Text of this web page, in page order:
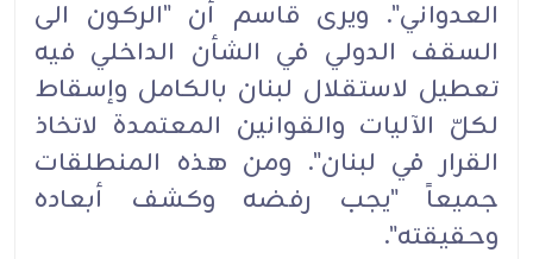
العدواني". ويرى قاسم أن "الركون الى
السقف الدولي في الشأن الداخلي فيه
تعطيل لاستقلال لبنان بالكامل وإسقاط
لكلّ الآليات والقوانين المعتمدة لاتخاذ
القرار في لبنان". ومن هذه المنطلقات
جميعاً "يجب رفضه وكشف أبعاده
وحقيقته".‏